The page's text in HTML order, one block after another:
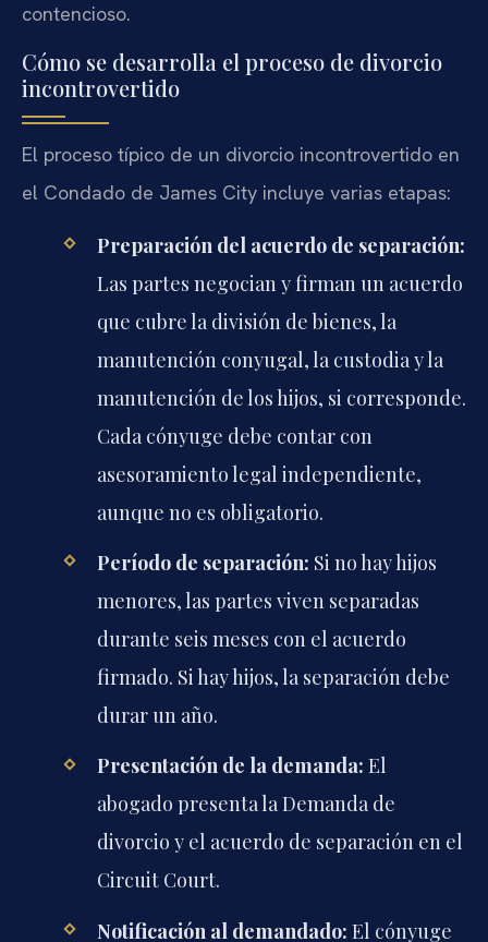
contencioso.
Cómo se desarrolla el proceso de divorcio
incontrovertido
El proceso típico de un divorcio incontrovertido en
el Condado de James City incluye varias etapas:
Preparación del acuerdo de separación:
Las partes negocian y firman un acuerdo
que cubre la división de bienes, la
manutención conyugal, la custodia y la
manutención de los hijos, si corresponde.
Cada cónyuge debe contar con
asesoramiento legal independiente,
aunque no es obligatorio.
Período de separación: Si no hay hijos
menores, las partes viven separadas
durante seis meses con el acuerdo
firmado. Si hay hijos, la separación debe
durar un año.
Presentación de la demanda: El
abogado presenta la Demanda de
divorcio y el acuerdo de separación en el
Circuit Court.
Notificación al demandado: El cónyuge